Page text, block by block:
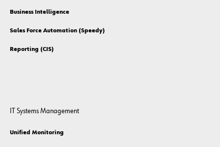
Business Intelligence
Sales Force Automation (Speedy)
Reporting (CIS)
IT Systems Management
Unified Monitoring